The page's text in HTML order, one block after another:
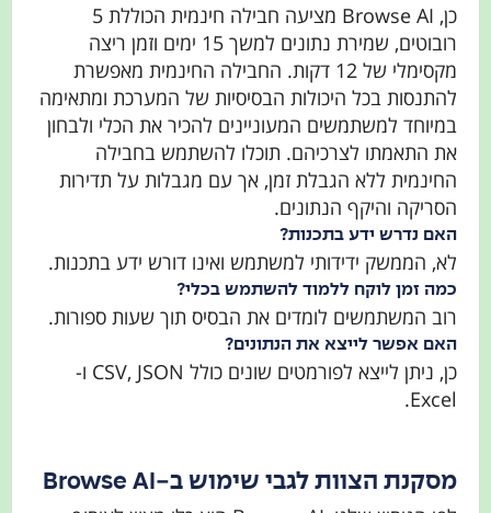
כן, Browse AI מציעה חבילה חינמית הכוללת 5
רובוטים, שמירת נתונים למשך 15 ימים וזמן ריצה
מקסימלי של 12 דקות. החבילה החינמית מאפשרת
להתנסות בכל היכולות הבסיסיות של המערכת ומתאימה
במיוחד למשתמשים המעוניינים להכיר את הכלי ולבחון
את התאמתו לצרכיהם. תוכלו להשתמש בחבילה
החינמית ללא הגבלת זמן, אך עם מגבלות על תדירות
הסריקה והיקף הנתונים.
האם נדרש ידע בתכנות?
לא, הממשק ידידותי למשתמש ואינו דורש ידע בתכנות.
כמה זמן לוקח ללמוד להשתמש בכלי?
רוב המשתמשים לומדים את הבסיס תוך שעות ספורות.
האם אפשר לייצא את הנתונים?
כן, ניתן לייצא לפורמטים שונים כולל CSV, JSON ו-
Excel.
מסקנת הצוות לגבי שימוש ב-Browse AI